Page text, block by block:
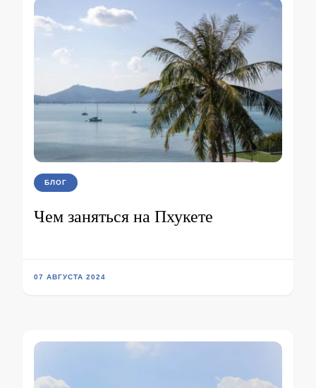
БЛОГ
Чем заняться на Пхукете
07 АВГУСТА 2024